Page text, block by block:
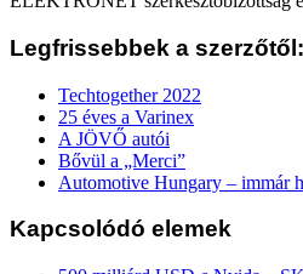
Legfrissebbek a
Techtogether 2022
25 éves a Varinex
A JÖVŐ autói
Bővül a „Merci”
Automotive Hungary – immár
Kapcsolódó elemek